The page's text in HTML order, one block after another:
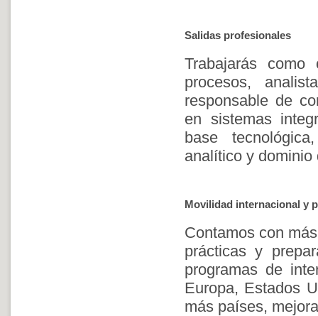
Salidas profesionales
Trabajarás
procesos,
responsable de
en sistemas
base
analítico y
Movilidad internacional y
Contamos con
prácticas y
programas de
Europa, Estados
más países,